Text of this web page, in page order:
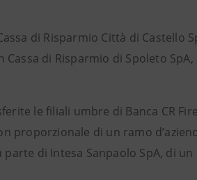
di Risparmio Città di Castello
di Risparmio di Spoleto SpA,
le filiali umbre di Banca CR
proporzionale di un ramo
di Intesa Sanpaolo SpA, di un